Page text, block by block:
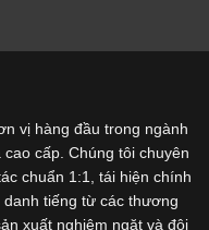
vị hàng đầu trong ngành
cấp. Chúng tôi chuyên
chuẩn 1:1, tái hiện chính
tiếng từ các thương
xuất nghiêm ngặt và đội